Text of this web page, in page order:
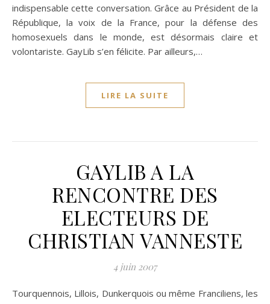
indispensable cette conversation. Grâce au Président de la
République, la voix de la France, pour la défense des
homosexuels dans le monde, est désormais claire et
volontariste. GayLib s’en félicite. Par ailleurs,…
LIRE LA SUITE
GAYLIB A LA
RENCONTRE DES
ELECTEURS DE
CHRISTIAN VANNESTE
4 juin 2007
Tourquennois, Lillois, Dunkerquois ou même Franciliens, les